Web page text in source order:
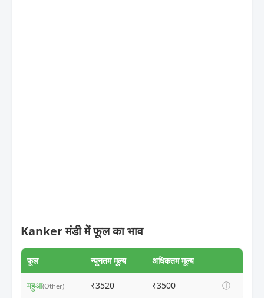
Kanker मंडी में फूल का भाव
फूल न्यूनतम मूल्य अधिकतम मूल्य
महुआ(Other) ₹3520 ₹3500 ⓘ